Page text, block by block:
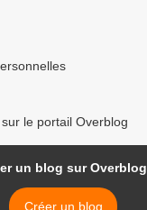
le portail Overblog
un blog sur Overblog
Créer un blog